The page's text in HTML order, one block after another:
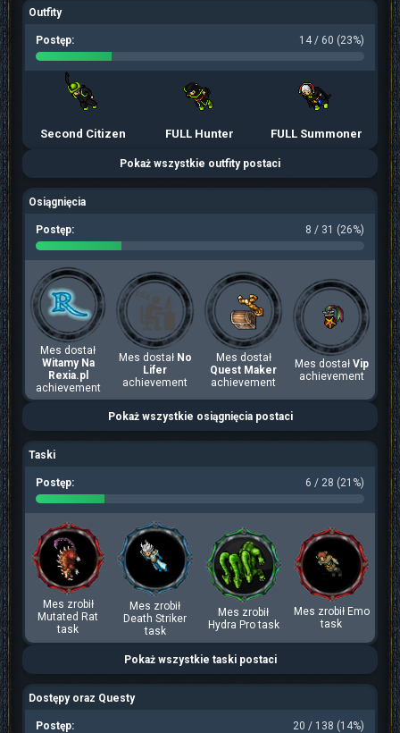
Outfity
Postęp: 14 / 60 (23%)
Second Citizen FULL Hunter FULL Summoner
Pokaż wszystkie outfity postaci
Osiągnięcia
Postęp: 8 / 31 (26%)
Mes dostał
Witamy Na
Rexia.pl
achievement
Mes dostał No
Lifer
achievement
Mes dostał
Quest Maker
achievement
Mes dostał Vip
achievement
Pokaż wszystkie osiągnięcia postaci
Taski
Postęp: 6 / 28 (21%)
Mes zrobił
Mutated Rat
task
Mes zrobił
Death Striker
task
Mes zrobił
Hydra Pro task
Mes zrobił Emo
task
Pokaż wszystkie taski postaci
Dostępy oraz Questy
Postęp: 20 / 138 (14%)